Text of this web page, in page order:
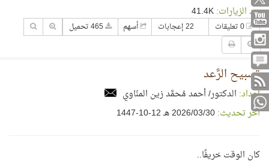
عدد الزيارات:
22 إعجابات أسهم
تسبيح الرَّعد
إعداد: الدكتور/ أحمد مُحمَّد زين المنّاوي
آخر تحديث:30‏/03‏/2026 هـ 12-10-1447
كان الوقت خريفًا..